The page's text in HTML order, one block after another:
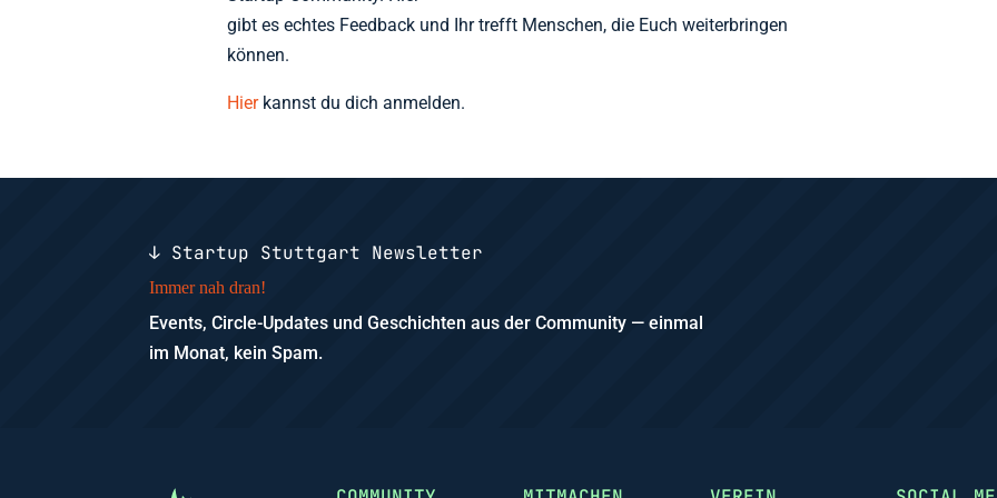
gibt es echtes Feedback und Ihr trefft Menschen, die Euch weiterbringen
können.
Hierkannst du dich anmelden.
↓ Startup Stuttgart Newsletter
Immer nah dran!
Events, Circle-Updates und Geschichten aus der Community — einmal
im Monat, kein Spam.